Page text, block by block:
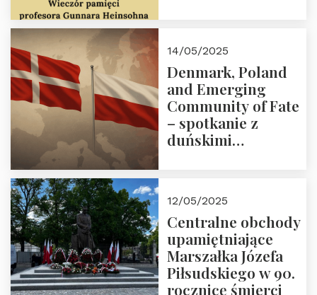
14/05/2025
Denmark, Poland
and Emerging
Community of Fate
– spotkanie z
duńskimi
12/05/2025
Centralne obchody
upamiętniające
Marszałka Józefa
Piłsudskiego w 90.
rocznicę śmierci